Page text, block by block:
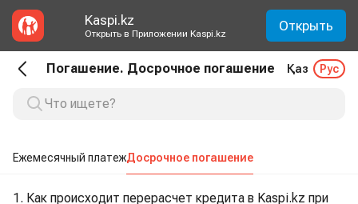
Kaspi.kz
Открыть в Приложении Kaspi.kz Открыть
Погашение. Досрочное погашение Қаз Рус
Ежемесячный платежДосрочное погашение
1. Как происходит перерасчет кредита в Kaspi.kz при